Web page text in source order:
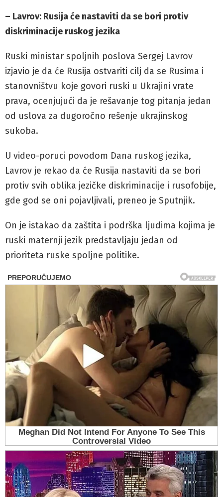
– Lavrov: Rusija će nastaviti da se bori protiv
diskriminacije ruskog jezika
Ruski ministar spoljnih poslova Sergej Lavrov
izjavio je da će Rusija ostvariti cilj da se Rusima i
stanovništvu koje govori ruski u Ukrajini vrate
prava, ocenjujući da je rešavanje tog pitanja jedan
od uslova za dugoročno rešenje ukrajinskog
sukoba.
U video-poruci povodom Dana ruskog jezika,
Lavrov je rekao da će Rusija nastaviti da se bori
protiv svih oblika jezičke diskriminacije i rusofobije,
gde god se oni pojavljivali, preneo je Sputnjik.
On je istakao da zaštita i podrška ljudima kojima je
ruski maternji jezik predstavljaju jedan od
prioriteta ruske spoljne politike.